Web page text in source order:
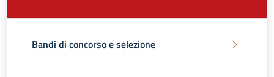
Bandi di concorso e selezione